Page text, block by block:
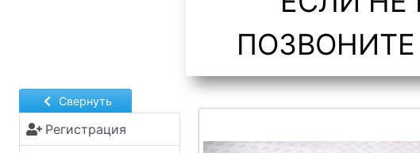
ПОЗВОНИТЕ
Свернуть
Регистрация